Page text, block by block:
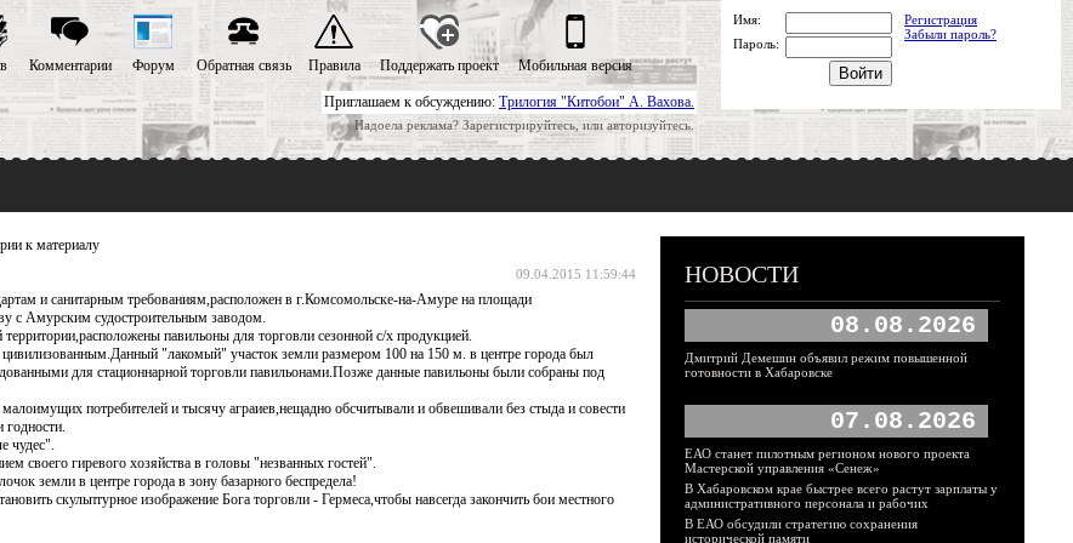
Приглашаем к обсуждению: Трилогия "Китобои" А. Вахова.
Надоела реклама? Зарегистрируйтесь, или авторизуйтесь.
Комментарии Форум Обратная связь Правила Поддержать проект Мобильная версия
Имя:
Регистрация
Забыли пароль?
Пароль:
к материалу
09.04.2015 11:59:44
и санитарным требованиям,расположен в г.Комсомольске-на-Амуре на площади
с Амурским судостроительным заводом.
павильоны для торговли сезонной с/х продукцией.
"лакомый" участок земли размером 100 на 150 м. в центре города был
для стационнарной торговли павильонами.Позже данные павильоны были собраны под
потребителей и тысячу аграиев,нещадно обсчитывали и обвешивали без стыда и совести
чудес".
своего гиревого хозяйства в головы "незванных гостей".
земли в центре города в зону базарного беспредела!
скульптурное изображение Бога торговли - Гермеса,чтобы навсегда закончить бои местного
НОВОСТИ
08.08.2026
Дмитрий Демешин объявил режим повышенной
готовности в Хабаровске
07.08.2026
ЕАО станет пилотным регионом нового проекта
Мастерской управления «Сенеж»
В Хабаровском крае быстрее всего растут зарплаты у
административного персонала и рабочих
В ЕАО обсудили стратегию сохранения
исторической памяти